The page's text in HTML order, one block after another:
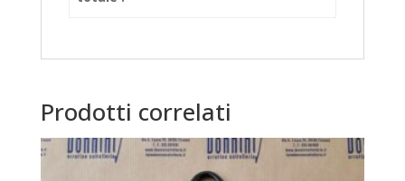
Prodotti correlati